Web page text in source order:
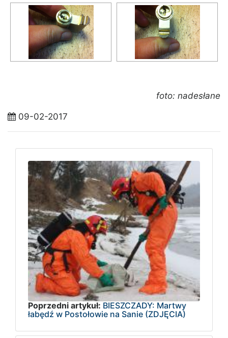
foto: nadesłane
09-02-2017
Poprzedni artykuł: BIESZCZADY: Martwy
łabędź w Postołowie na Sanie (ZDJĘCIA)